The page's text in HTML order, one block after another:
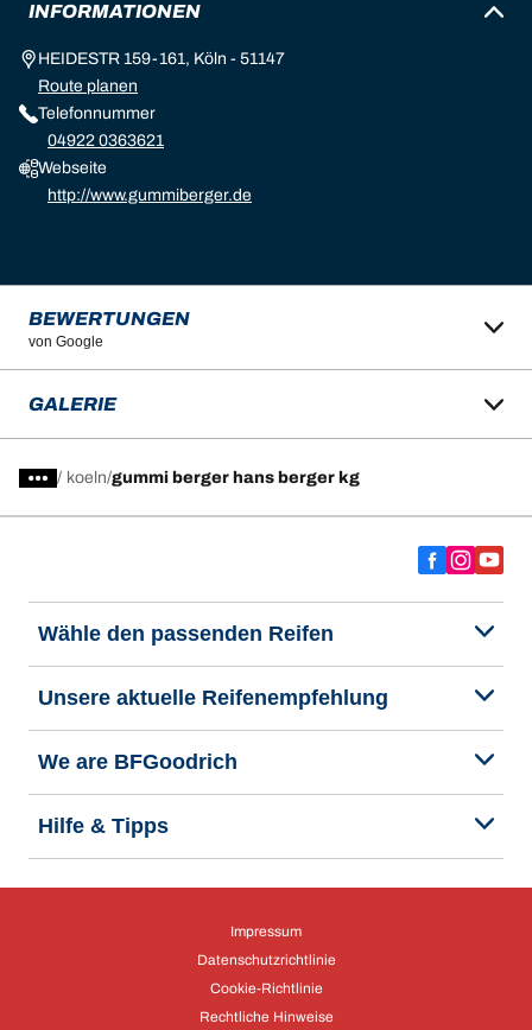
INFORMATIONEN
HEIDESTR 159-161, Köln - 51147
Route planen
Telefonnummer
04922 0363621
Webseite
http://www.gummiberger.de
BEWERTUNGEN
von Google
GALERIE
/ koeln gummi berger hans berger kg
Wähle den passenden Reifen
Unsere aktuelle Reifenempfehlung
We are BFGoodrich
Hilfe & Tipps
Impressum
Datenschutzrichtlinie
Cookie-Richtlinie
Rechtliche Hinweise